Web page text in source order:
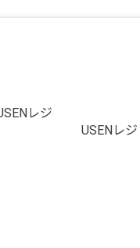
USENレジ